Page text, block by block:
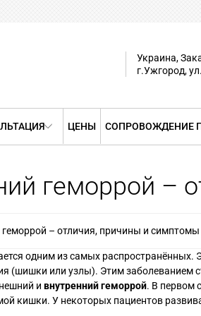
Украина,
г.Ужгород,
ЦЕНЫ СОПРОВОЖДЕНИЕ
геморрой –
– отличия, причины и симптомы
одним из самых распространённых.
(шишки или узлы). Этим заболеванием
и внутренний геморрой. В первом
кишки. У некоторых пациентов